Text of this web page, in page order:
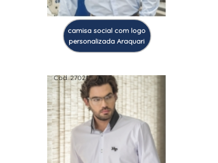
camisa social com logo
personalizada Araquari
Cod.:27021